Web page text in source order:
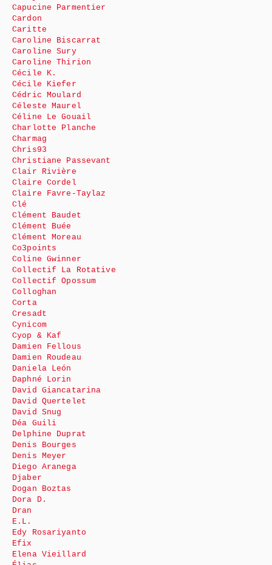
Capucine Parmentier
Cardon
Caritte
Caroline Biscarrat
Caroline Sury
Caroline Thirion
Cécile K.
Cécile Kiefer
Cédric Moulard
Céleste Maurel
Céline Le Gouail
Charlotte Planche
Charmag
Chris93
Christiane Passevant
Clair Rivière
Claire Cordel
Claire Favre-Taylaz
Clé
Clément Baudet
Clément Buée
Clément Moreau
Co3points
Coline Gwinner
Collectif La Rotative
Collectif Opossum
Colloghan
Corta
Cresadt
Cynicom
Cyop & Kaf
Damien Fellous
Damien Roudeau
Daniela León
Daphné Lorin
David Giancatarina
David Quertelet
David Snug
Déa Guili
Delphine Duprat
Denis Bourges
Denis Meyer
Diego Aranega
Djaber
Dogan Boztas
Dora D.
Dran
E.L.
Edy Rosariyanto
Efix
Elena Vieillard